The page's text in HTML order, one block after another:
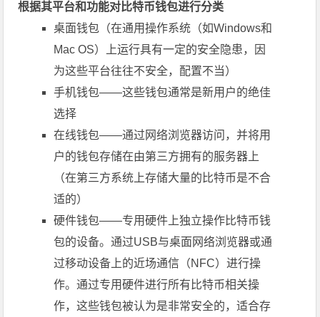
根据其平台和功能对比特币钱包进行分类
桌面钱包（在通用操作系统（如Windows和
Mac OS）上运行具有一定的安全隐患，因
为这些平台往往不安全，配置不当）
手机钱包——这些钱包通常是新用户的绝佳
选择
在线钱包——通过网络浏览器访问，并将用
户的钱包存储在由第三方拥有的服务器上
（在第三方系统上存储大量的比特币是不合
适的）
硬件钱包——专用硬件上独立操作比特币钱
包的设备。通过USB与桌面网络浏览器或通
过移动设备上的近场通信（NFC）进行操
作。通过专用硬件进行所有比特币相关操
作，这些钱包被认为是非常安全的，适合存